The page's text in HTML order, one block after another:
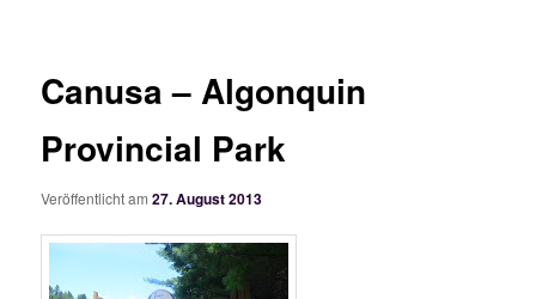
Canusa – Algonquin
Provincial Park
Veröffentlicht am27. August 2013